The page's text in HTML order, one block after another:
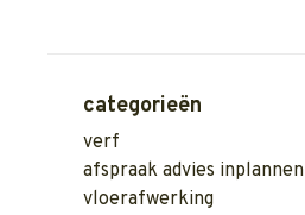
categorieën
verf
afspraak advies inplannen
vloerafwerking